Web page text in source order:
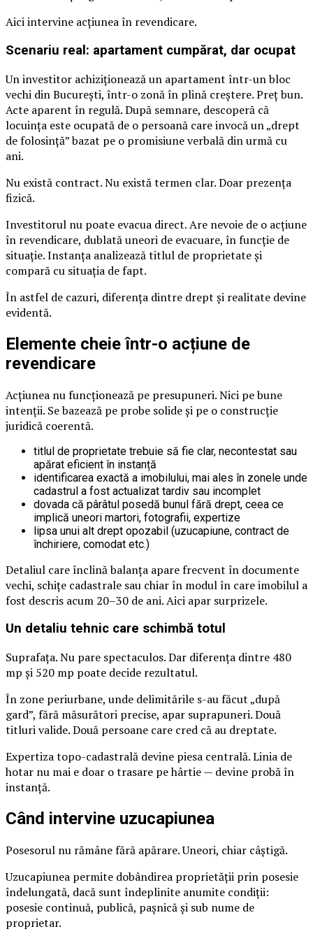
Aici intervine acțiunea în revendicare.
Scenariu real: apartament cumpărat, dar ocupat
Un investitor achiziționează un apartament într-un bloc
vechi din București, într-o zonă în plină creștere. Preț bun.
Acte aparent în regulă. După semnare, descoperă că
locuința este ocupată de o persoană care invocă un „drept
de folosință” bazat pe o promisiune verbală din urmă cu
ani.
Nu există contract. Nu există termen clar. Doar prezența
fizică.
Investitorul nu poate evacua direct. Are nevoie de o acțiune
în revendicare, dublată uneori de evacuare, în funcție de
situație. Instanța analizează titlul de proprietate și
compară cu situația de fapt.
În astfel de cazuri, diferența dintre drept și realitate devine
evidentă.
Elemente cheie într-o acțiune de
revendicare
Acțiunea nu funcționează pe presupuneri. Nici pe bune
intenții. Se bazează pe probe solide și pe o construcție
juridică coerentă.
titlul de proprietate trebuie să fie clar, necontestat sau
apărat eficient în instanță
identificarea exactă a imobilului, mai ales în zonele unde
cadastrul a fost actualizat tardiv sau incomplet
dovada că pârâtul posedă bunul fără drept, ceea ce
implică uneori martori, fotografii, expertize
lipsa unui alt drept opozabil (uzucapiune, contract de
închiriere, comodat etc.)
Detaliul care înclină balanța apare frecvent în documente
vechi, schițe cadastrale sau chiar în modul în care imobilul a
fost descris acum 20–30 de ani. Aici apar surprizele.
Un detaliu tehnic care schimbă totul
Suprafața. Nu pare spectaculos. Dar diferența dintre 480
mp și 520 mp poate decide rezultatul.
În zone periurbane, unde delimitările s-au făcut „după
gard”, fără măsurători precise, apar suprapuneri. Două
titluri valide. Două persoane care cred că au dreptate.
Expertiza topo-cadastrală devine piesa centrală. Linia de
hotar nu mai e doar o trasare pe hârtie — devine probă în
instanță.
Când intervine uzucapiunea
Posesorul nu rămâne fără apărare. Uneori, chiar câștigă.
Uzucapiunea permite dobândirea proprietății prin posesie
îndelungată, dacă sunt îndeplinite anumite condiții:
posesie continuă, publică, pașnică și sub nume de
proprietar.